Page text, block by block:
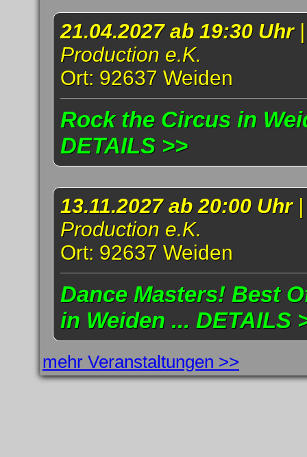
21.04.2027 ab 19:30 Uhr
Production e.K.
Ort: 92637 Weiden
Rock the Circus in
DETAILS >>
13.11.2027 ab 20:00 Uhr
Production e.K.
Ort: 92637 Weiden
Dance Masters! Best
in Weiden ... DETAILS
mehr Veranstaltungen >>